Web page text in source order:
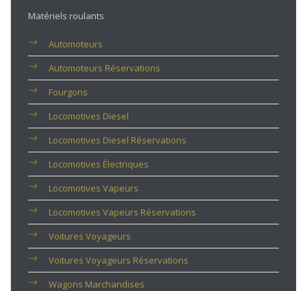
Matériels roulants
Automoteurs
Automoteurs Réservations
Fourgons
Locomotives Diesel
Locomotives Diesel Réservations
Locomotives Électriques
Locomotives Vapeurs
Locomotives Vapeurs Réservations
Voitures Voyageurs
Voitures Voyageurs Réservations
Wagons Marchandises